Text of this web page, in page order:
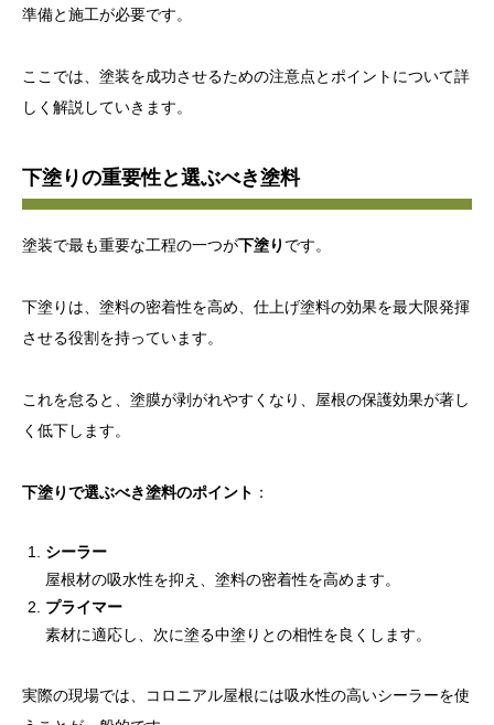
準備と施工が必要です。
ここでは、塗装を成功させるための注意点とポイントについて詳
しく解説していきます。
下塗りの重要性と選ぶべき塗料
塗装で最も重要な工程の一つが下塗り です。
下塗りは、塗料の密着性を高め、仕上げ塗料の効果を最大限発揮
させる役割を持っています。
これを怠ると、塗膜が剥がれやすくなり、屋根の保護効果が著し
く低下します。
下塗りで選ぶべき塗料のポイント ：
シーラー
屋根材の吸水性を抑え、塗料の密着性を高めます。
プライマー
素材に適応し、次に塗る中塗りとの相性を良くします。
実際の現場では、コロニアル屋根には吸水性の高いシーラーを使